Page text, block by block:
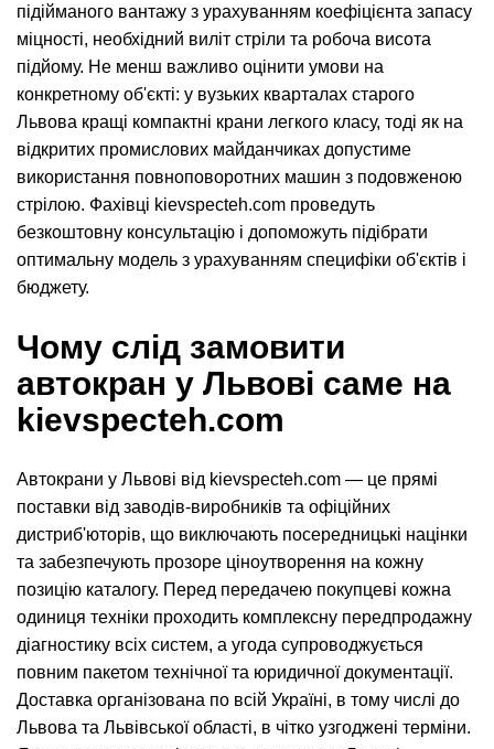
підійманого вантажу з урахуванням коефіцієнта запасу
міцності, необхідний виліт стріли та робоча висота
підйому. Не менш важливо оцінити умови на
конкретному об'єкті: у вузьких кварталах старого
Львова кращі компактні крани легкого класу, тоді як на
відкритих промислових майданчиках допустиме
використання повноповоротних машин з подовженою
стрілою. Фахівці kievspecteh.com проведуть
безкоштовну консультацію і допоможуть підібрати
оптимальну модель з урахуванням специфіки об'єктів і
бюджету.
Чому слід замовити
автокран у Львові саме на
kievspecteh.com
Автокрани у Львові від kievspecteh.com — це прямі
поставки від заводів-виробників та офіційних
дистриб'юторів, що виключають посередницькі націнки
та забезпечують прозоре ціноутворення на кожну
позицію каталогу. Перед передачею покупцеві кожна
одиниця техніки проходить комплексну передпродажну
діагностику всіх систем, а угода супроводжується
повним пакетом технічної та юридичної документації.
Доставка організована по всій Україні, в тому числі до
Львова та Львівської області, в чітко узгоджені терміни.